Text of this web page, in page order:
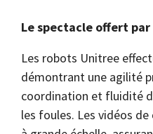
Le spectacle offert
Les robots Unitree
démontrant une agilité
coordination et fluidité
les foules. Les vidéos